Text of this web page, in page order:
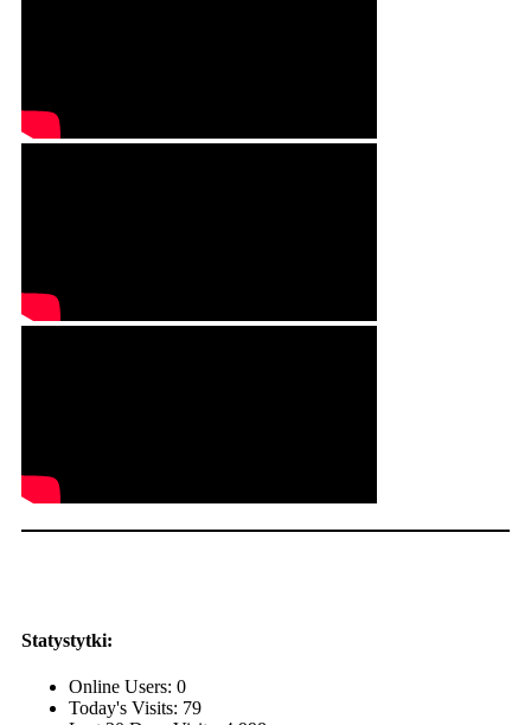
Statystytki:
Online Users: 0
Today's Visits: 79